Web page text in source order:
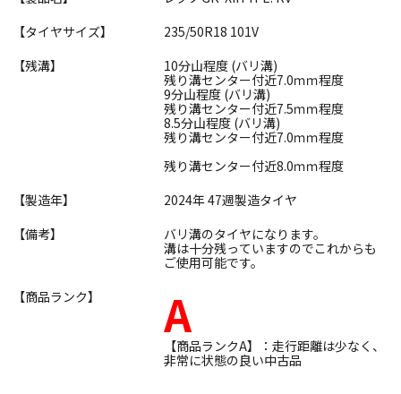
【タイヤサイズ】
235/50R18 101V
【残溝】
10分山程度 (バリ溝)
残り溝センター付近7.0ｍｍ程度
9分山程度 (バリ溝)
残り溝センター付近7.5ｍｍ程度
8.5分山程度 (バリ溝)
残り溝センター付近7.0ｍｍ程度
残り溝センター付近8.0ｍｍ程度
【製造年】
2024年 47週製造タイヤ
【備考】
バリ溝のタイヤになります。
溝は十分残っていますのでこれからも
ご使用可能です。
【商品ランク】
A
【商品ランクA】：走行距離は少なく、
非常に状態の良い中古品